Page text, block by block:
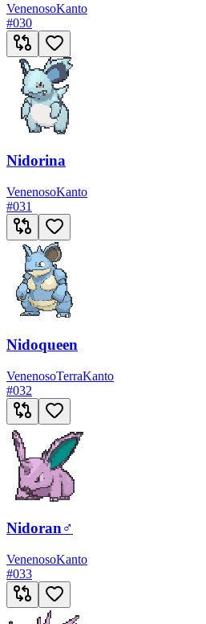
VenenosoKanto
#030
Nidorina
VenenosoKanto
#031
Nidoqueen
VenenosoTerraKanto
#032
Nidoran♂
VenenosoKanto
#033